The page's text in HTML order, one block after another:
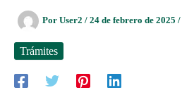
Por User2 / 24 de febrero de 2025 /
Trámites